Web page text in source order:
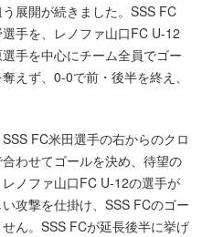
展開が続きました。SSS FC
手を、レノファ山口FC U-12
手を中心にチーム全員でゴー
えず、0-0で前・後半を終え、
FC米田選手の右からのクロ
わせてゴールを決め、待望の
ノファ山口FC U-12の選手が
攻撃を仕掛け、SSS FCのゴー
ん。SSS FCが延長後半に挙げ